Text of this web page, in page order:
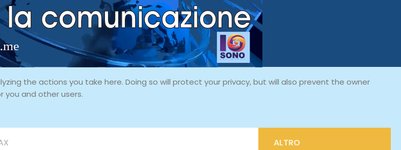
the actions you take here. Doing so will protect your privacy, but will also prevent the owner
and other users.
ALTRO